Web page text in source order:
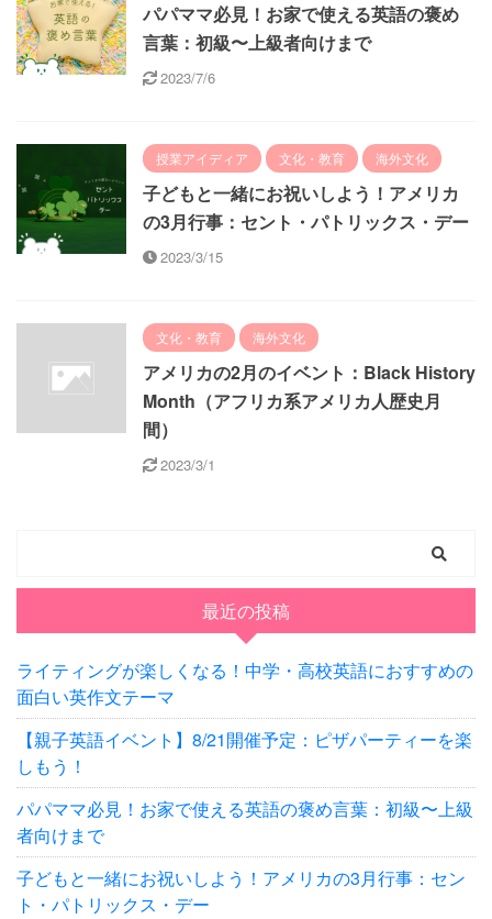
パパママ必見！お家で使える英語の褒め
言葉：初級〜上級者向けまで
2023/7/6
授業アイディア 文化・教育 海外文化
子どもと一緒にお祝いしよう！アメリカ
の3月行事：セント・パトリックス・デー
2023/3/15
文化・教育 海外文化
アメリカの2月のイベント：Black History
Month（アフリカ系アメリカ人歴史月
間）
2023/3/1
最近の投稿
ライティングが楽しくなる！中学・高校英語におすすめの
面白い英作文テーマ
【親子英語イベント】8/21開催予定：ピザパーティーを楽
しもう！
パパママ必見！お家で使える英語の褒め言葉：初級〜上級
者向けまで
子どもと一緒にお祝いしよう！アメリカの3月行事：セン
ト・パトリックス・デー